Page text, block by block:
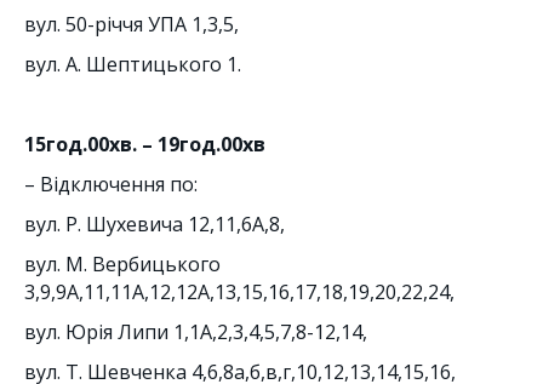
вул. 50-річчя УПА 1,3,5,
вул. А. Шептицького 1.
15год.00хв. – 19год.00хв
– Відключення по:
вул. Р. Шухевича 12,11,6А,8,
вул. М. Вербицького
3,9,9А,11,11А,12,12А,13,15,16,17,18,19,20,22,24,
вул. Юрія Липи 1,1А,2,3,4,5,7,8-12,14,
вул. Т. Шевченка 4,6,8а,б,в,г,10,12,13,14,15,16,